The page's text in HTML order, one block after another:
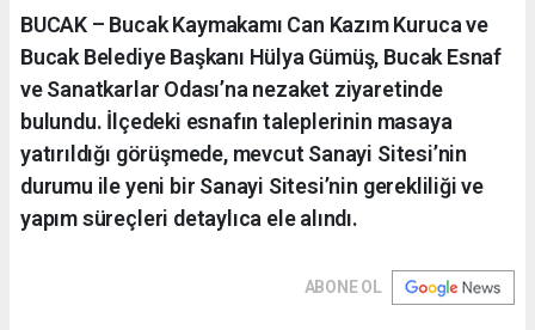
BUCAK – Bucak Kaymakamı Can Kazım Kuruca ve
Bucak Belediye Başkanı Hülya Gümüş, Bucak Esnaf
ve Sanatkarlar Odası’na nezaket ziyaretinde
bulundu. İlçedeki esnafın taleplerinin masaya
yatırıldığı görüşmede, mevcut Sanayi Sitesi’nin
durumu ile yeni bir Sanayi Sitesi’nin gerekliliği ve
yapım süreçleri detaylıca ele alındı.
ABONE OL